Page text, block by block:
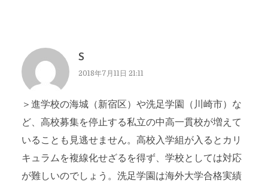
S
2018年7月11日 21:11
＞進学校の海城（新宿区）や洗足学園（川崎市）な
ど、高校募集を停止する私立の中高一貫校が増えて
いることも見逃せません。高校入学組が入るとカリ
キュラムを複線化せざるを得ず、学校としては対応
が難しいのでしょう。洗足学園は海外大学合格実績